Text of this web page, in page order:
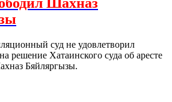
Шахназ
суд не удовлетворил
решение Хатаинского суда об аресте
Бяйляргызы.